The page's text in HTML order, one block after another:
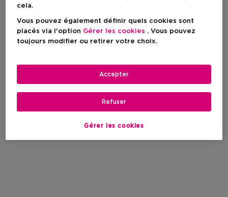
cela.
Vous pouvez également définir quels cookies sont
placés via l'option Gérer les cookies . Vous pouvez
toujours modifier ou retirer votre choix.
Gérer les cookies
Refuser
Accepter